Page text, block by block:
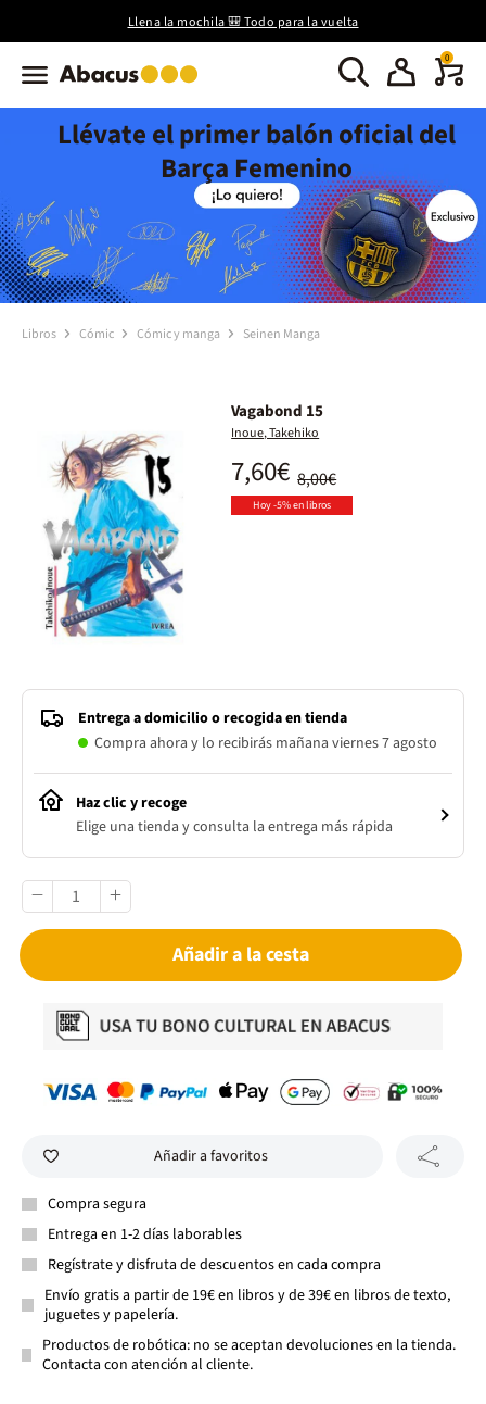
Llena la mochila 🎒 Todo para la vuelta
0
Llévate el primer balón oficial del
Barça Femenino
Libros Cómic Cómic y manga Seinen Manga
Vagabond 15
Inoue, Takehiko
8,00€
7,60€
Hoy -5% en libros
Entrega a domicilio o recogida en tienda
Compra ahora y lo recibirás mañana viernes 7 agosto
Haz clic y recoge
Elige una tienda y consulta la entrega más rápida
Añadir a la cesta
Añadir a favoritos
Compra segura
Entrega en 1-2 días laborables
Regístrate y disfruta de descuentos en cada compra
Envío gratis a partir de 19€ en libros y de 39€ en libros de texto,
juguetes y papelería.
Productos de robótica: no se aceptan devoluciones en la tienda.
Contacta con atención al cliente.